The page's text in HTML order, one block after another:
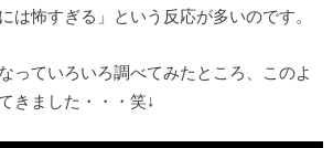
は怖すぎる」という反応が多いのです。
っていろいろ調べてみたところ、このよ
きました・・・笑↓